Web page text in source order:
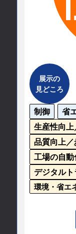
見える化と
連絡先
IAF/FAOP
担当部署
FAオープ
所在地
〒105-
東京都港
新橋企画
展示の
見どころ
制御
省
生産性向
品質向上
工場の自
デジタル
環境・省エ
振動・レベ
場の安定稼